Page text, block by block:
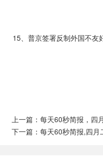
15、普京签署反制外国不友
上一篇： 每天60秒简报，四
下一篇： 每天60秒简报,四月